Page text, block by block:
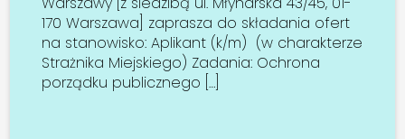
170 Warszawa] zaprasza do składania ofert
na stanowisko: Aplikant (k/m) (w charakterze
Strażnika Miejskiego) Zadania: Ochrona
porządku publicznego […]